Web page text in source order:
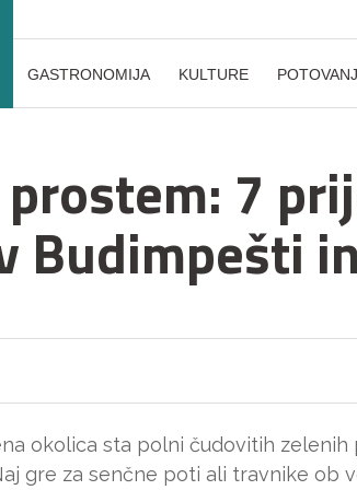
GASTRONOMIJA KULTURE
prostem: 7
Budimpešti
okolica sta polni čudovitih
gre za senčne poti ali travnike ob